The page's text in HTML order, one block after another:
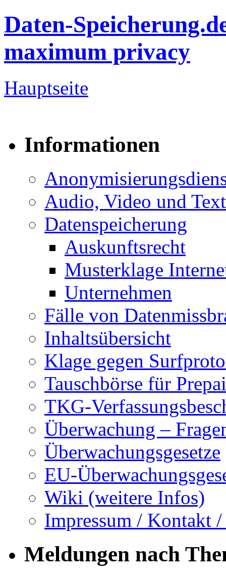
Daten-
maximum privacy
Hauptseite
Informationen
Audio, Video und Text
Datenspeicherung
Auskunftsrecht
Musterklage
Unternehmen
Fälle von
Inhaltsübersicht
Klage gegen
Tauschbörse für
TKG-
Überwachung –
Überwachungsgesetze
EU-
Wiki (weitere Infos)
Impressum / Kontakt
Meldungen nach